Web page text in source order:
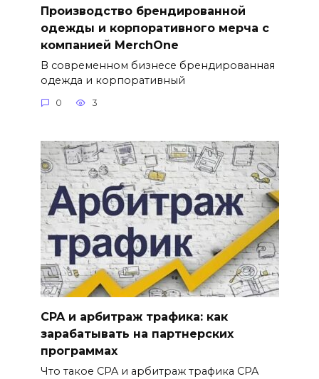
Производство брендированной
одежды и корпоративного мерча с
компанией MerchOne
В современном бизнесе брендированная
одежда и корпоративный
0 3
CPA и арбитраж трафика: как
зарабатывать на партнерских
программах
Что такое CPA и арбитраж трафика CPA